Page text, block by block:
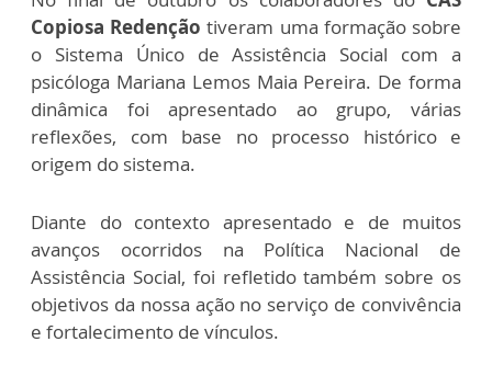
Copiosa Redenção tiveram uma formação sobre
o Sistema Único de Assistência Social com a
psicóloga Mariana Lemos Maia Pereira. De forma
dinâmica foi apresentado ao grupo, várias
reflexões, com base no processo histórico e
origem do sistema.
Diante do contexto apresentado e de muitos
avanços ocorridos na Política Nacional de
Assistência Social, foi refletido também sobre os
objetivos da nossa ação no serviço de convivência
e fortalecimento de vínculos.